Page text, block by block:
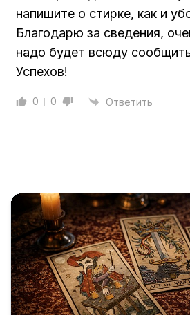
напишите о стирке, как и
Благодарю за сведения,
надо будет всюду
Успехов!
0 0 Ответить